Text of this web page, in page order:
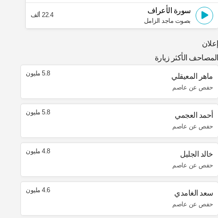
سورة الأعراف
بصوت ماجد الزامل
22.4 ألف
إعلان
المصاحف الأكثر زيارة
ماهر المعيقلي
حفص عن عاصم
5.8 مليون
أحمد العجمي
حفص عن عاصم
5.8 مليون
خالد الجليل
حفص عن عاصم
4.8 مليون
سعد الغامدي
حفص عن عاصم
4.6 مليون